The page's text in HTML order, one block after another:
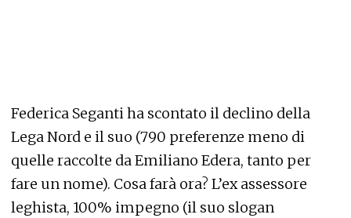
Federica Seganti ha scontato il declino della
Lega Nord e il suo (790 preferenze meno di
quelle raccolte da Emiliano Edera, tanto per
fare un nome). Cosa farà ora? L’ex assessore
leghista, 100% impegno (il suo slogan